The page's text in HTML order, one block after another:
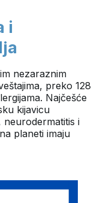
i
nezaraznim
preko 128
Najčešće
kijavicu
neurodermatitis i
planeti imaju